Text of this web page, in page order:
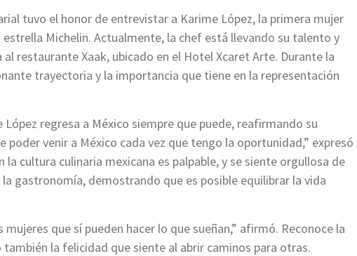
tuvo el honor de entrevistar a Karime López, la primera mujer
estrella Michelin. Actualmente, la chef está llevando su talento y
restaurante Xaak, ubicado en el Hotel Xcaret Arte. Durante la
trayectoria y la importancia que tiene en la representación
regresa a México siempre que puede, reafirmando su
poder venir a México cada vez que tengo la oportunidad,” expresó
cultura culinaria mexicana es palpable, y se siente orgullosa de
gastronomía, demostrando que es posible equilibrar la vida
que sí pueden hacer lo que sueñan,” afirmó. Reconoce la
la felicidad que siente al abrir caminos para otras.